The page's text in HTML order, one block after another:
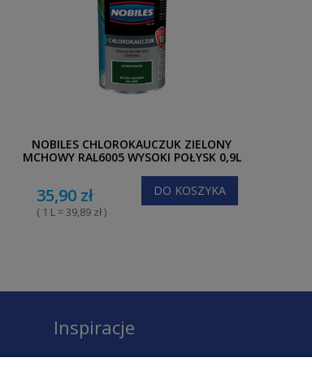
NOBILES CHLOROKAUCZUK ZIELONY
MCHOWY RAL6005 WYSOKI POŁYSK 0,9L
35,90 zł
( 1 L = 39,89 zł )
DO KOSZYKA
Inspiracje